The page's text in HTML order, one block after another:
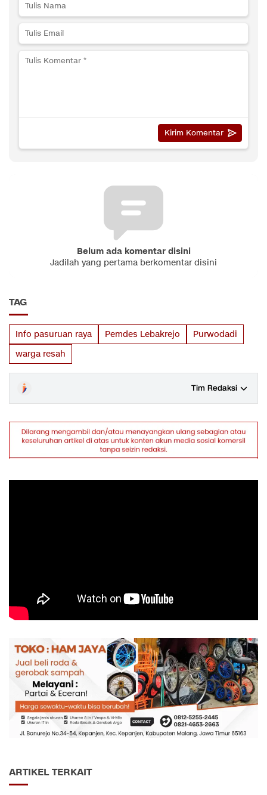
Belum ada komentar disini
Jadilah yang pertama berkomentar disini
TAG
Info pasuruan raya Pemdes Lebakrejo
Purwodadi
warga resah
Tim Redaksi
ARTIKEL TERKAIT